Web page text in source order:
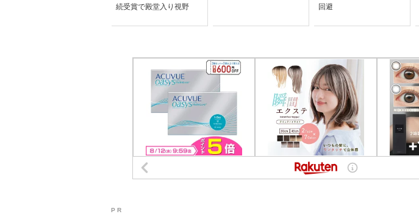
続受賞で殿堂入り視野
回避
P R